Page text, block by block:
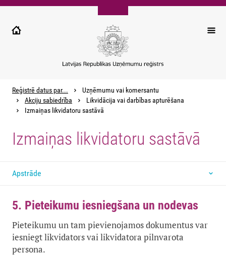
Pārlekt
galveno
Reģistrē datus par...
Uzņēmumu vai komersantu
Akciju sabiedrība
Likvidācija vai darbības apturēšana
Izmaiņas likvidatoru sastāvā
Izmaiņas likvidatoru sastāvā
Apstrāde
5. Pieteikumu iesniegšana un nodevas
Pieteikumu un tam pievienojamos dokumentus var
iesniegt likvidators vai likvidatora pilnvarota
persona.